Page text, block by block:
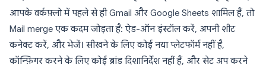
आपके वर्कफ़्लो में पहले से ही Gmail और Google Sheets शामिल हैं, तो
Mail merge एक कदम जोड़ता है: ऐड-ऑन इंस्टॉल करें, अपनी शीट
कनेक्ट करें, और भेजें। सीखने के लिए कोई नया प्लेटफॉर्म नहीं है,
कॉन्फ़िगर करने के लिए कोई ब्रांड दिशानिर्देश नहीं हैं, और सेट अप करने